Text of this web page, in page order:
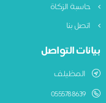
حاسبة الزكاة
اتصل بنا
بيانات التواصل
المظيلف
0555788639